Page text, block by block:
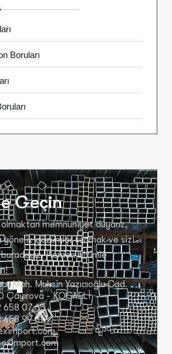
Boruları
Geçin
olmaktan memnuniyet duyarız.
yönelik çözümler sunmak ve sizi
Hemen bizimle
Mah. Muhsin Yazıcıoğlu Cad.
Çayırova - KOCAELİ
658 07 65
658 99 81